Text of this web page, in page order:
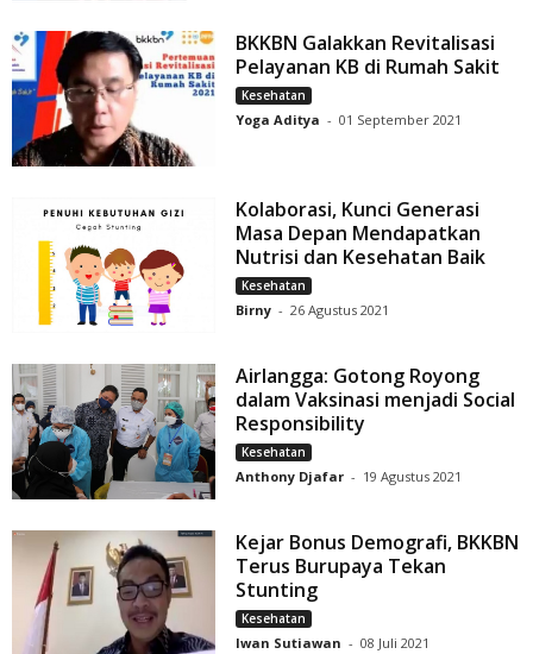
BKKBN Galakkan Revitalisasi
Pelayanan KB di Rumah Sakit
Kesehatan
Yoga Aditya - 01 September 2021
Kolaborasi, Kunci Generasi
Masa Depan Mendapatkan
Nutrisi dan Kesehatan Baik
Kesehatan
Birny - 26 Agustus 2021
Airlangga: Gotong Royong
dalam Vaksinasi menjadi Social
Responsibility
Kesehatan
Anthony Djafar - 19 Agustus 2021
Kejar Bonus Demografi, BKKBN
Terus Burupaya Tekan
Stunting
Kesehatan
Iwan Sutiawan - 08 Juli 2021